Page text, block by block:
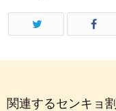
関連するセンキョ